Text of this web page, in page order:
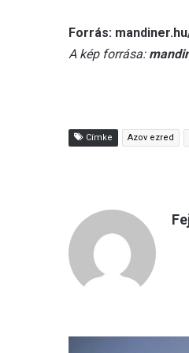
Forrás:
A kép forrása:
Címke Azov ezred